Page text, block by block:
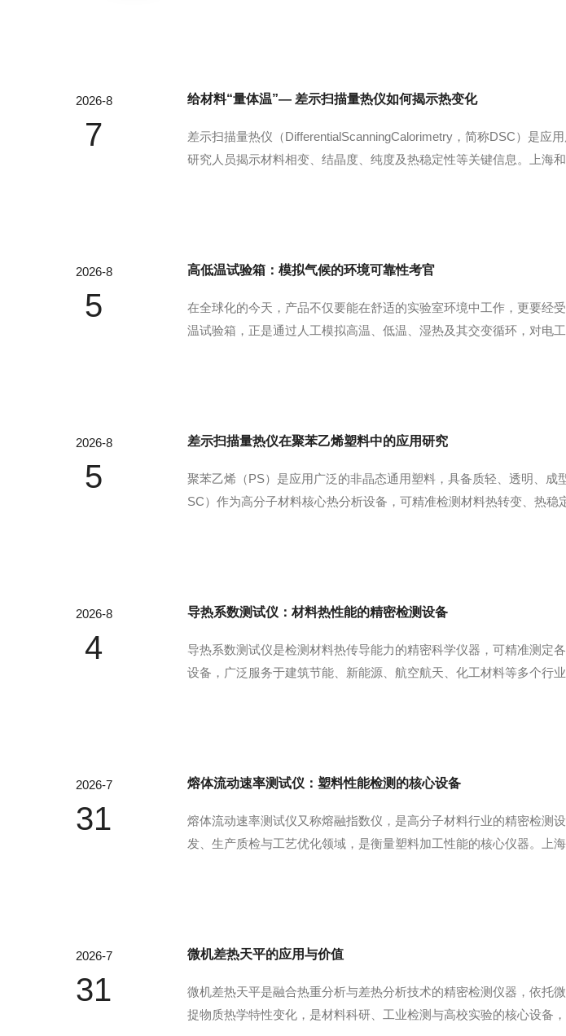
2026-8
7
给材料“量体温”— 差示扫描量热仪如何揭示热变化
差示扫描量热仪（DifferentialScanningCalorimetry，简称DSC）是应
研究人员揭示材料相变、结晶度、纯度及热稳定性等关键信息。上海
2026-8
5
高低温试验箱：模拟气候的环境可靠性考官
在全球化的今天，产品不仅要能在舒适的实验室环境中工作，更要经
温试验箱，正是通过人工模拟高温、低温、湿热及其交变循环，对电
2026-8
5
差示扫描量热仪在聚苯乙烯塑料中的应用研究
聚苯乙烯（PS）是应用广泛的非晶态通用塑料，具备质轻、透明、
SC）作为高分子材料核心热分析设备，可精准检测材料热转变、热
2026-8
4
导热系数测试仪：材料热性能的精密检测设备
导热系数测试仪是检测材料热传导能力的精密科学仪器，可精准测定
设备，广泛服务于建筑节能、新能源、航空航天、化工材料等多个行
态法以防护热板法、热流计法为主，通过在样品两侧构建恒定温差
2026-7
31
熔体流动速率测试仪：塑料性能检测的核心设备
熔体流动速率测试仪又称熔融指数仪，是高分子材料行业的精密检测
发、生产质检与工艺优化领域，是衡量塑料加工性能的核心仪器。上
2026-7
31
微机差热天平的应用与价值
微机差热天平是融合热重分析与差热分析技术的精密检测仪器，依托
捉物质热学特性变化，是材料科研、工业检测与高校实验的核心设备